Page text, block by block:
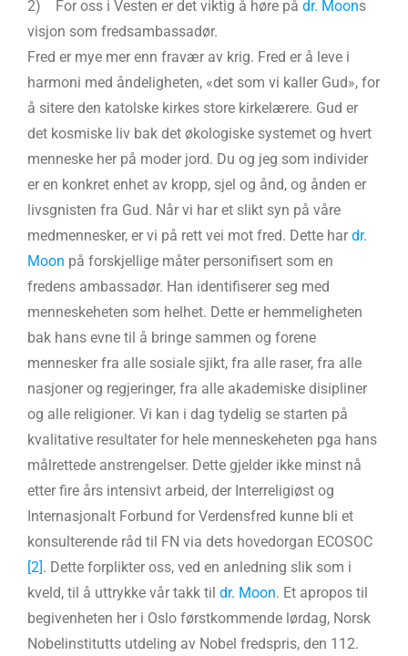
2) For oss i Vesten er det viktig å høre på dr. Moons
visjon som fredsambassadør.
Fred er mye mer enn fravær av krig. Fred er å leve i
harmoni med åndeligheten, «det som vi kaller Gud», for
å sitere den katolske kirkes store kirkelærere. Gud er
det kosmiske liv bak det økologiske systemet og hvert
menneske her på moder jord. Du og jeg som individer
er en konkret enhet av kropp, sjel og ånd, og ånden er
livsgnisten fra Gud. Når vi har et slikt syn på våre
medmennesker, er vi på rett vei mot fred. Dette hardr.
Moon på forskjellige måter personifisert som en
fredens ambassadør. Han identifiserer seg med
menneskeheten som helhet. Dette er hemmeligheten
bak hans evne til å bringe sammen og forene
mennesker fra alle sosiale sjikt, fra alle raser, fra alle
nasjoner og regjeringer, fra alle akademiske disipliner
og alle religioner. Vi kan i dag tydelig se starten på
kvalitative resultater for hele menneskeheten pga hans
målrettede anstrengelser. Dette gjelder ikke minst nå
etter fire års intensivt arbeid, der Interreligiøst og
Internasjonalt Forbund for Verdensfred kunne bli et
konsulterende råd til FN via dets hovedorgan ECOSOC
[2]. Dette forplikter oss, ved en anledning slik som i
kveld, til å uttrykke vår takk til dr. Moon. Et apropos til
begivenheten her i Oslo førstkommende lørdag, Norsk
Nobelinstitutts utdeling av Nobel fredspris, den 112.